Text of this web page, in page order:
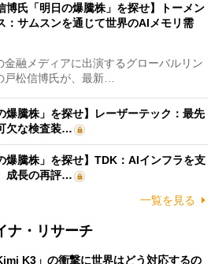
博氏「明日の爆騰株」を探せ】トーメン
：サムスンを通じて世界のAIメモリ需
融メディアに出演するグローバルリン
松信博氏が、最新…
爆騰株」を探せ】レーザーテック：最先
欠な検査装…
爆騰株」を探せ】TDK：AIインフラを支
成長の再評…
一覧を見る
ナ・リサーチ
K3」の衝撃に世界はどう対応するの